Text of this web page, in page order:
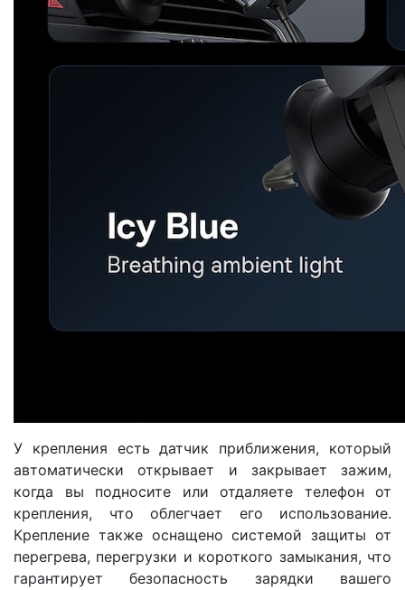
У крепления есть датчик приближения, который
автоматически открывает и закрывает зажим,
когда вы подносите или отдаляете телефон от
крепления, что облегчает его использование.
Крепление также оснащено системой защиты от
перегрева, перегрузки и короткого замыкания, что
гарантирует безопасность зарядки вашего